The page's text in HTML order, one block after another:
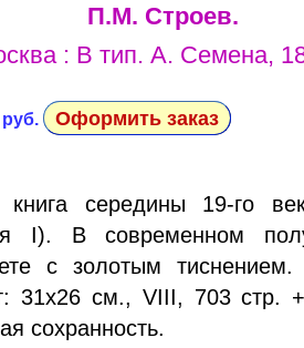
П.М. Строев.
: В тип. А. Семена,
Оформить заказ
книга середины 19-го
I). В современном
с золотым
31x26 см., VIII, 703 стр.
сохранность.